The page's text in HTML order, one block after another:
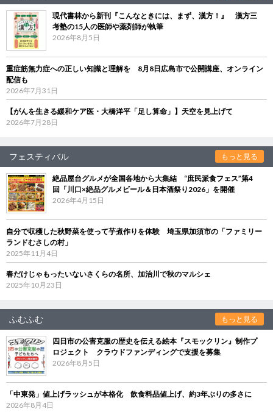
現代書林から新刊『こんなときには、まず、漢方！』 漢方三
考塾の15人の医師や薬剤師が執筆
2026年8月5日
重症筋無力症への正しい知識と理解を 8月8日広島市で公開講座、オンライン
配信も
2026年7月31日
【がんを生きる緩和ケア医・大橋洋平「足し算命」】天空を見上げて
2026年7月28日
フェスティバル もっと見る
絶品屋台グルメが全国各地から大集結 “庶民派食フェス”第4
回「川口×絶品グルメビール＆日本酒祭り2026」を開催
2026年4月15日
自分で収穫した秋野菜を使って芋煮作りを体験 埼玉県加須市の「ファミリー
ランドむさしの村」
2025年11月4日
春だけじゃもったいないさくらの名所、加治川で秋のマルシェ
2025年10月23日
ふむふむ もっと見る
四日市の公害克服の歴史を伝える絵本『スモックリン』制作プ
ロジェクト クラウドファンディングで支援を募集
2026年8月5日
「中東発」値上げラッシュが本格化 飲食料品値上げ、約3年ぶりの多さに
2026年8月4日